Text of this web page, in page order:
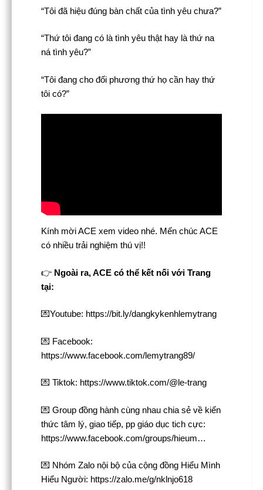
“Tôi đã hiệu đúng bàn chất của tình yêu chưa?”
“Thứ tôi đang có là tình yêu thật hay là thứ na
ná tình yêu?”
“Tôi đang cho đối phương thứ họ cần hay thứ
tôi có?”
Kính mời ACE xem video nhé. Mến chúc ACE
có nhiều trải nghiệm thú vị!!
👉 Ngoài ra, ACE có thể kết nối với Trang
tại:
💌Youtube: https://bit.ly/dangkykenhlemytrang
💌 Facebook:
https://www.facebook.com/lemytrang89/
💌 Tiktok: https://www.tiktok.com/@le-trang
💌 Group đồng hành cùng nhau chia sẻ về kiến
thức tâm lý, giao tiếp, pp giáo dục tich cực:
https://www.facebook.com/groups/hieum…
💌 Nhóm Zalo nội bộ của cộng đồng Hiểu Mình
Hiểu Người: https://zalo.me/g/nklnjo618